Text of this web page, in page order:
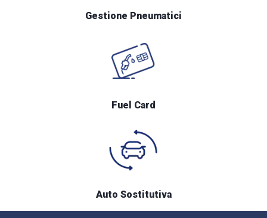
Gestione Pneumatici
Fuel Card
Auto Sostitutiva